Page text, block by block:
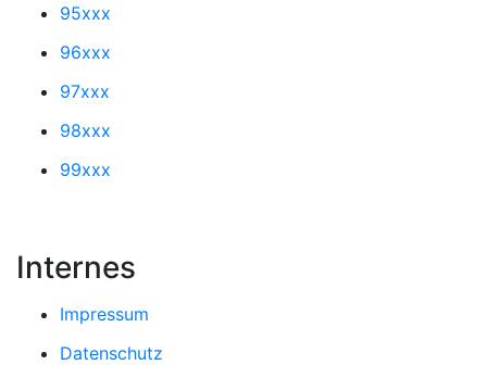
95xxx
96xxx
97xxx
98xxx
99xxx
Internes
Impressum
Datenschutz